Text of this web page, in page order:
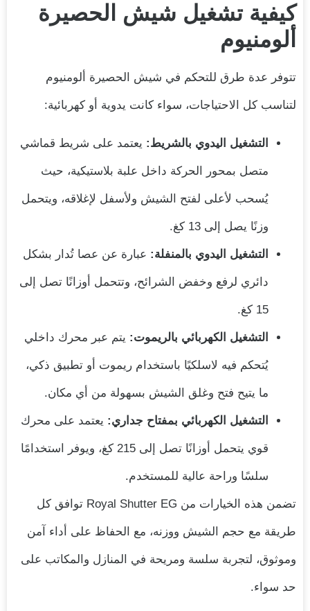
كيفية تشغيل شيش الحصيرة
ألومنيوم
تتوفر عدة طرق للتحكم في شيش الحصيرة ألومنيوم
لتناسب كل الاحتياجات، سواء كانت يدوية أو كهربائية:
التشغيل اليدوي بالشريط: يعتمد على شريط قماشي
متصل بمحور الحركة داخل علبة بلاستيكية، حيث
يُسحب لأعلى لفتح الشيش ولأسفل لإغلاقه، ويتحمل
وزنًا يصل إلى 13 كغ.
التشغيل اليدوي بالمنفلة: عبارة عن عصا تُدار بشكل
دائري لرفع وخفض الشرائح، وتتحمل أوزانًا تصل إلى
15 كغ.
التشغيل الكهربائي بالريموت: يتم عبر محرك داخلي
يُتحكم فيه لاسلكيًا باستخدام ريموت أو تطبيق ذكي،
ما يتيح فتح وغلق الشيش بسهولة من أي مكان.
التشغيل الكهربائي بمفتاح جداري: يعتمد على محرك
قوي يتحمل أوزانًا تصل إلى 215 كغ، ويوفر استخدامًا
سلسًا وراحة عالية للمستخدم.
تضمن هذه الخيارات من Royal Shutter EG توافق كل
طريقة مع حجم الشيش ووزنه، مع الحفاظ على أداء آمن
وموثوق، لتجربة سلسة ومريحة في المنازل والمكاتب على
حد سواء.